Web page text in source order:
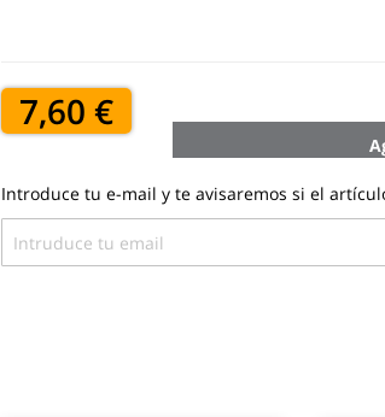
7,60 €
Introduce tu e-mail y te avisaremos si el